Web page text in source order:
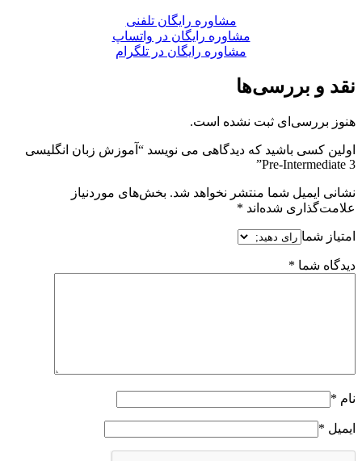
مشاوره رایگان تلفنی
مشاوره رایگان در واتساپ
مشاوره رایگان در تلگرام
نقد و بررسی‌ها
هنوز بررسی‌ای ثبت نشده است.
اولین کسی باشید که دیدگاهی می نویسد “آموزش زبان انگلیسی
Pre-Intermediate 3”
نشانی ایمیل شما منتشر نخواهد شد. بخش‌های موردنیاز
علامت‌گذاری شده‌اند *
امتیاز شما
دیدگاه شما *
نام *
ایمیل *